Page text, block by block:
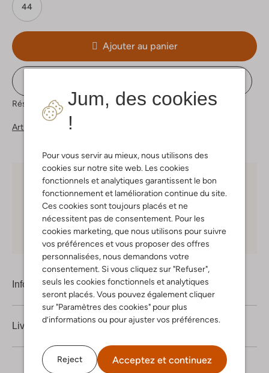
Jum, des cookies
!
Pour vous servir au mieux, nous utilisons des
cookies sur notre site web. Les cookies
fonctionnels et analytiques garantissent le bon
fonctionnement et lamélioration continue du site.
Ces cookies sont toujours placés et ne
nécessitent pas de consentement. Pour les
cookies marketing, que nous utilisons pour suivre
vos préférences et vous proposer des offres
personnalisées, nous demandons votre
consentement. Si vous cliquez sur "Refuser",
seuls les cookies fonctionnels et analytiques
seront placés. Vous pouvez également cliquer
sur "Paramètres des cookies" pour plus
d’informations ou pour ajuster vos préférences.
Reject Acceptez et continuez
44
Ajouter au panier
Réservez directement dans l&apos;une de nos 37 boutiques
Articles similaires
Choisissez vous-même votre moment de livraison
30 joursde retours
Shopping en ligne en toute sécurité
Information produit
Livraison & retours